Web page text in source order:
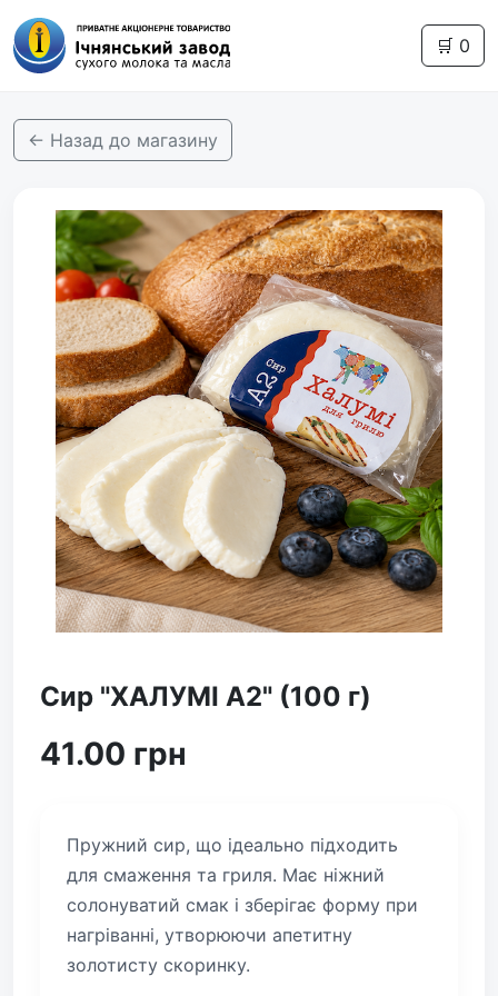
🛒 0
← Назад до магазину
Сир "ХАЛУМІ А2" (100 г)
41.00 грн
Пружний сир, що ідеально підходить
для смаження та гриля. Має ніжний
солонуватий смак і зберігає форму при
нагріванні, утворюючи апетитну
золотисту скоринку.